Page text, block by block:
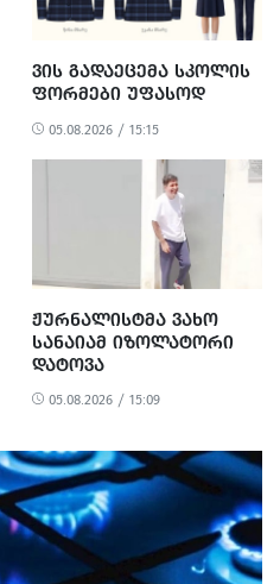
ᲕᲘᲡ ᲒᲐᲓᲐᲔᲪᲔᲛᲐ ᲡᲙᲝᲚᲘᲡ
ᲤᲝᲠᲛᲔᲑᲘ ᲣᲤᲐᲡᲝᲓ
05.08.2026 / 15:15
ᲟᲣᲠᲜᲐᲚᲘᲡᲢᲛᲐ ᲕᲐᲮᲝ
ᲡᲐᲜᲐᲘᲐᲛ ᲘᲖᲝᲚᲐᲢᲝᲠᲘ
ᲓᲐᲢᲝᲕᲐ
05.08.2026 / 15:09